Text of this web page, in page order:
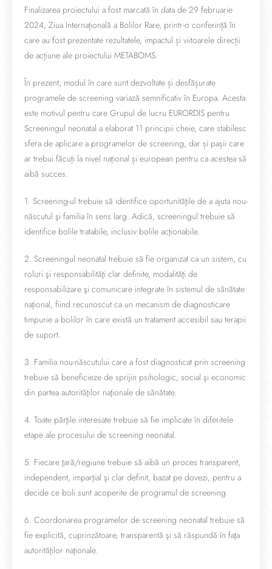
Finalizarea proiectului a fost marcată în data de 29 februarie
2024, Ziua Internațională a Bolilor Rare, printr-o conferință în
care au fost prezentate rezultatele, impactul și viitoarele direcții
de acțiune ale proiectului METABOMS.
În prezent, modul în care sunt dezvoltate și desfășurate
programele de screening variază semnificativ în Europa. Acesta
este motivul pentru care Grupul de lucru EURORDIS pentru
Screeningul neonatal a elaborat 11 principii cheie, care stabilesc
sfera de aplicare a programelor de screening, dar și pașii care
ar trebui făcuți la nivel național și european pentru ca acestea să
aibă succes.
1. Screening-ul trebuie să identifice oportunităţile de a ajuta nou-
născutul şi familia în sens larg. Adică, screeningul trebuie să
identifice bolile tratabile, inclusiv bolile acţionabile.
2. Screeningul neonatal trebuie să fie organizat ca un sistem, cu
roluri şi responsabilităţi clar definite, modalităţi de
responsabilizare şi comunicare integrate în sistemul de sănătate
naţional, fiind recunoscut ca un mecanism de diagnosticare
timpurie a bolilor în care există un tratament accesibil sau terapii
de suport.
3. Familia nou-născutului care a fost diagnosticat prin screening
trebuie să beneficieze de sprijin psihologic, social şi economic
din partea autorităţilor naţionale de sănătate.
4. Toate părţile interesate trebuie să fie implicate în diferitele
etape ale procesului de screening neonatal.
5. Fiecare ţară/regiune trebuie să aibă un proces transparent,
independent, imparţial şi clar definit, bazat pe dovezi, pentru a
decide ce boli sunt acoperite de programul de screening.
6. Coordonarea programelor de screening neonatal trebuie să
fie explicită, cuprinzătoare, transparentă şi să răspundă în faţa
autorităţilor naţionale.